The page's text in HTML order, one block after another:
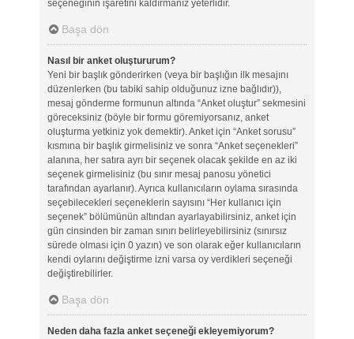
seçeneğinin işaretini kaldırmanız yeterlidir.
Başa dön
Nasıl bir anket oluştururum?
Yeni bir başlık gönderirken (veya bir başlığın ilk mesajını
düzenlerken (bu tabiki sahip olduğunuz izne bağlıdır)),
mesaj gönderme formunun altında “Anket oluştur” sekmesini
göreceksiniz (böyle bir formu göremiyorsanız, anket
oluşturma yetkiniz yok demektir). Anket için “Anket sorusu”
kısmına bir başlık girmelisiniz ve sonra “Anket seçenekleri”
alanına, her satıra ayrı bir seçenek olacak şekilde en az iki
seçenek girmelisiniz (bu sınır mesaj panosu yönetici
tarafından ayarlanır). Ayrıca kullanıcıların oylama sırasında
seçebilecekleri seçeneklerin sayısını “Her kullanıcı için
seçenek” bölümünün altından ayarlayabilirsiniz, anket için
gün cinsinden bir zaman sınırı belirleyebilirsiniz (sınırsız
sürede olması için 0 yazın) ve son olarak eğer kullanıcıların
kendi oylarını değiştirme izni varsa oy verdikleri seçeneği
değiştirebilirler.
Başa dön
Neden daha fazla anket seçeneği ekleyemiyorum?